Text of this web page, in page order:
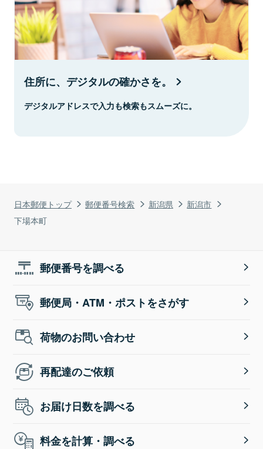
日本郵便トップ 郵便番号検索 新潟県
新潟市
下場本町
住所に、デジタルの確かさを。
デジタルアドレスで入力も検索もスムーズに。
郵便番号を調べる
郵便局・ATM・ポストをさがす
荷物のお問い合わせ
再配達のご依頼
お届け日数を調べる
料金を計算・調べる